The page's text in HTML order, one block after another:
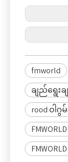
18
ဝါဂွမ်းကောက်ခေါင်း
ချည်မျှင်
အရေအတွက် (pcs)၊
560
20 ပရိသတ် မော်ဒယ်
ဖိအား) (Pa)
ပန်ကာအမြန်နှုန်း
4330
(မီလီမီတာ) ကို
ရွေးချယ်ရာတွင်
လိုက်လျောညီထွေဖြစ်
25
ရွေးရန်အတွက် အနိမ့်
ဆုံး ဘောလ်အမြင့်
(mm)
180
26 ချည်သေတ္တာ ကြိတ်
စက် အရေအတွက်
1
(㎡ )
28 အလျ
fmworld
ချည်ရွေး
rood ဝါဂွ